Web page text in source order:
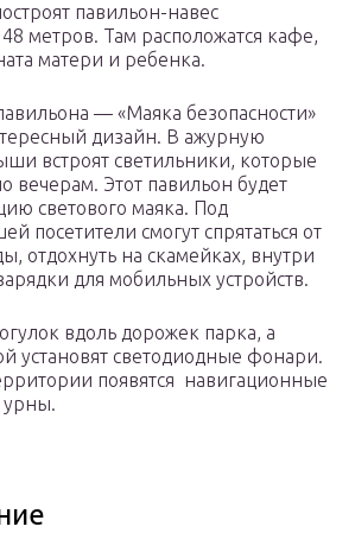
павильон-навес
метров. Там расположатся кафе,
матери и ребенка.
— «Маяка безопасности»
дизайн. В ажурную
встроят светильники, которые
вечерам. Этот павильон будет
светового маяка. Под
посетители смогут спрятаться от
отдохнуть на скамейках, внутри
для мобильных устройств.
вдоль дорожек парка, а
установят светодиодные фонари.
появятся навигационные
урны.